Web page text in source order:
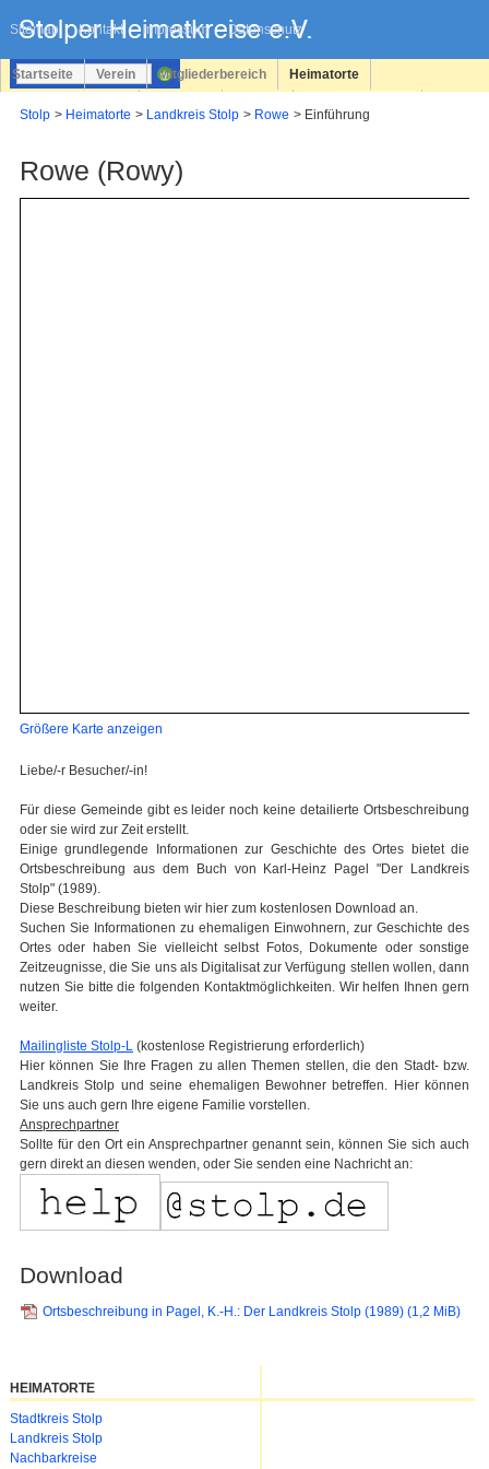
Sitemap Kontakt Impressum Datenschutz
überspringen
Startseite Verein Mitgliederbereich Heimatorte
Stolp Heimatorte Landkreis Stolp Rowe Einführung
Rowe (Rowy)
Größere Karte anzeigen
Liebe/-r Besucher/-in!
Für diese Gemeinde gibt es leider noch keine detailierte Ortsbeschreibung
oder sie wird zur Zeit erstellt.
Einige grundlegende Informationen zur Geschichte des Ortes bietet die
Ortsbeschreibung aus dem Buch von Karl-Heinz Pagel "Der Landkreis
Stolp" (1989).
Diese Beschreibung bieten wir hier zum kostenlosen Download an.
Suchen Sie Informationen zu ehemaligen Einwohnern, zur Geschichte des
Ortes oder haben Sie vielleicht selbst Fotos, Dokumente oder sonstige
Zeitzeugnisse, die Sie uns als Digitalisat zur Verfügung stellen wollen, dann
nutzen Sie bitte die folgenden Kontaktmöglichkeiten. Wir helfen Ihnen gern
weiter.
Mailingliste Stolp-L (kostenlose Registrierung erforderlich)
Hier können Sie Ihre Fragen zu allen Themen stellen, die den Stadt- bzw.
Landkreis Stolp und seine ehemaligen Bewohner betreffen. Hier können
Sie uns auch gern Ihre eigene Familie vorstellen.
Ansprechpartner
Sollte für den Ort ein Ansprechpartner genannt sein, können Sie sich auch
gern direkt an diesen wenden, oder Sie senden eine Nachricht an:
Download
Ortsbeschreibung in Pagel, K.-H.: Der Landkreis Stolp (1989) (1,2 MiB)
HEIMATORTE
Navigation
überspringen
Stadtkreis Stolp
Landkreis Stolp
Nachbarkreise